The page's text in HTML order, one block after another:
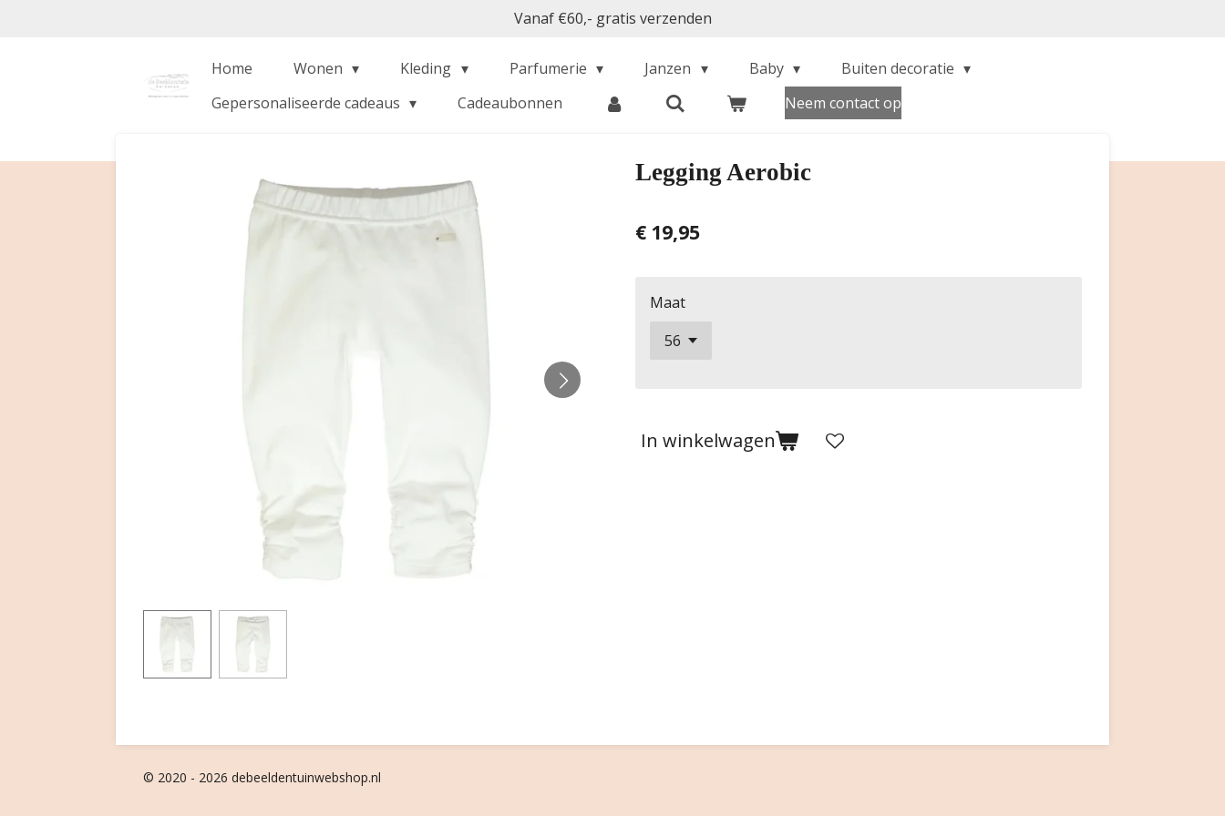
Vanaf €60,- gratis verzenden
Home Wonen Kleding Parfumerie Janzen Baby
Buiten decoratie
Gepersonaliseerde cadeaus
Cadeaubonnen Neem contact op
Legging Aerobic
€ 19,95
Maat
In winkelwagen
© 2020 - 2026 debeeldentuinwebshop.nl